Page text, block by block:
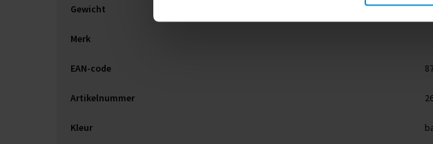
Gewicht
Merk
EAN-code
Artikelnummer
Kleur